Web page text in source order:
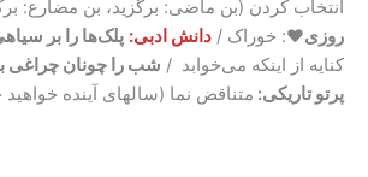
انتخاب کردن (بن ماضی: برگزید، بن مضارع:
روزی♥: خوراک / دانش ادبی: پلک‌ها را بر
کنایه از اینکه می‌خوابد / شب را چونان چراغی
پرتو تاریکی: متناقض نما (سالهای آینده خواهید